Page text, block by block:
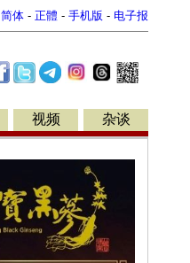
简体 - 正體 - 手机版 - 电子报
视频 杂谈